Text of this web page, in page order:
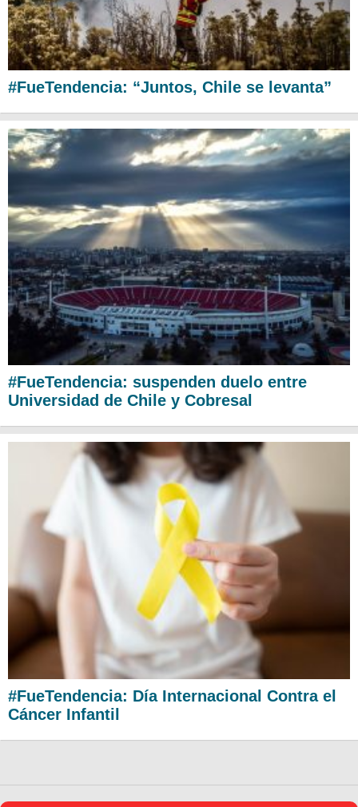
#FueTendencia: “Juntos, Chile se levanta”
#FueTendencia: suspenden duelo entre
Universidad de Chile y Cobresal
#FueTendencia: Día Internacional Contra el
Cáncer Infantil